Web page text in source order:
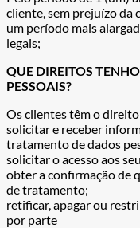
cliente, sem prejuízo da
um período mais
legais;
QUE DIREITOS
PESSOAIS?
Os clientes têm o direito
solicitar e receber
tratamento de dados
solicitar o acesso aos
obter a confirmação de
de tratamento;
retificar, apagar ou
por parte